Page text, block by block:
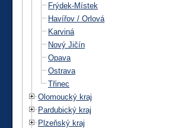
Frýdek-Místek
Havířov / Orlová
Karviná
Nový Jičín
Opava
Ostrava
Třinec
Olomoucký kraj
Pardubický kraj
Plzeňský kraj